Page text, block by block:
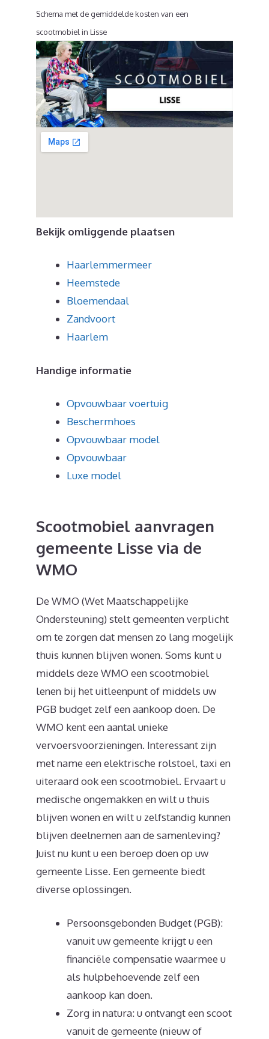
Schema met de gemiddelde kosten van een
scootmobiel in Lisse
Bekijk omliggende plaatsen
Haarlemmermeer
Heemstede
Bloemendaal
Zandvoort
Haarlem
Handige informatie
Opvouwbaar voertuig
Beschermhoes
Opvouwbaar model
Opvouwbaar
Luxe model
Scootmobiel aanvragen
gemeente Lisse via de
WMO
De WMO (Wet Maatschappelijke
Ondersteuning) stelt gemeenten verplicht
om te zorgen dat mensen zo lang mogelijk
thuis kunnen blijven wonen. Soms kunt u
middels deze WMO een scootmobiel
lenen bij het uitleenpunt of middels uw
PGB budget zelf een aankoop doen. De
WMO kent een aantal unieke
vervoersvoorzieningen. Interessant zijn
met name een elektrische rolstoel, taxi en
uiteraard ook een scootmobiel. Ervaart u
medische ongemakken en wilt u thuis
blijven wonen en wilt u zelfstandig kunnen
blijven deelnemen aan de samenleving?
Juist nu kunt u een beroep doen op uw
gemeente Lisse. Een gemeente biedt
diverse oplossingen.
Persoonsgebonden Budget (PGB):
vanuit uw gemeente krijgt u een
financiële compensatie waarmee u
als hulpbehoevende zelf een
aankoop kan doen.
Zorg in natura: u ontvangt een scoot
vanuit de gemeente (nieuw of